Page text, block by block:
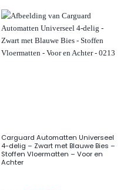
Carguard Automatten Universeel
4-delig – Zwart met Blauwe Bies –
Stoffen Vloermatten – Voor en
Achter